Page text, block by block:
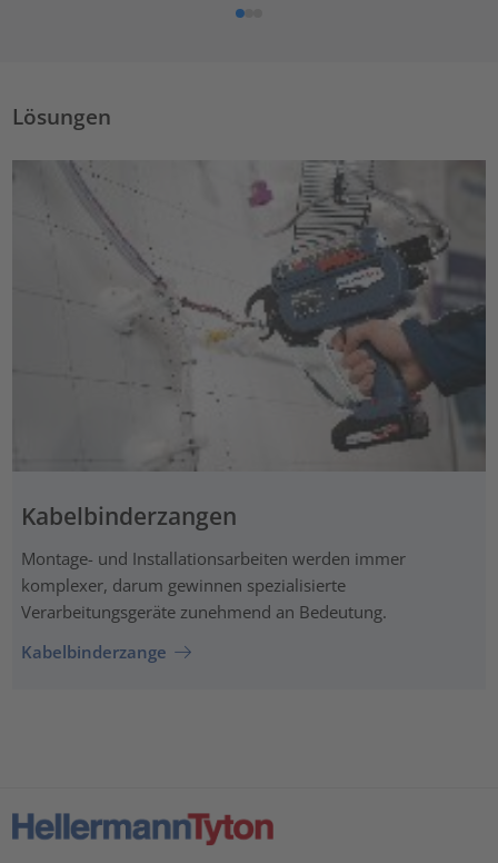
Lösungen
Kabelbinderzangen
Montage- und Installationsarbeiten werden immer
komplexer, darum gewinnen spezialisierte
Verarbeitungsgeräte zunehmend an Bedeutung.
Kabelbinderzange